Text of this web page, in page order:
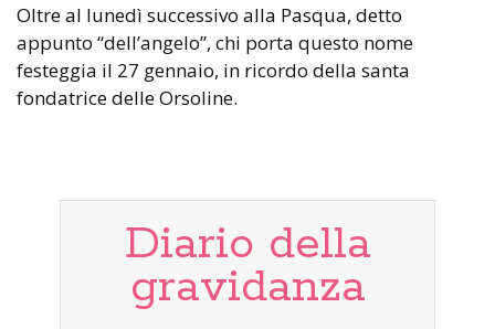
Oltre al lunedì successivo alla Pasqua, detto
appunto “dell’angelo”, chi porta questo nome
festeggia il 27 gennaio, in ricordo della santa
fondatrice delle Orsoline.
Diario della
gravidanza